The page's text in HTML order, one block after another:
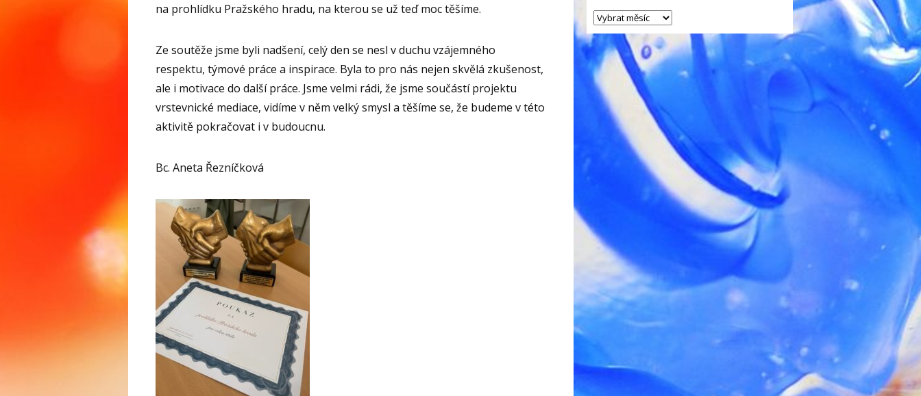
na prohlídku Pražského hradu, na kterou se už teď moc těšíme.
Ze soutěže jsme byli nadšení, celý den se nesl v duchu vzájemného
respektu, týmové práce a inspirace. Byla to pro nás nejen skvělá zkušenost,
ale i motivace do další práce. Jsme velmi rádi, že jsme součástí projektu
vrstevnické mediace, vidíme v něm velký smysl a těšíme se, že budeme v této
aktivitě pokračovat i v budoucnu.
Bc. Aneta Řezníčková